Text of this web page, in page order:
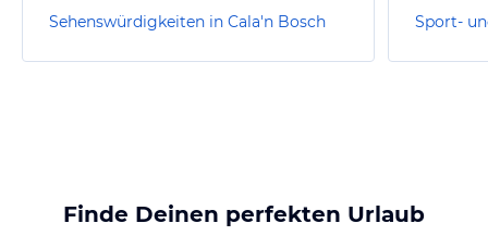
Sehenswürdigkeiten in Cala'n Bosch
Finde Deinen perfekten Urlaub